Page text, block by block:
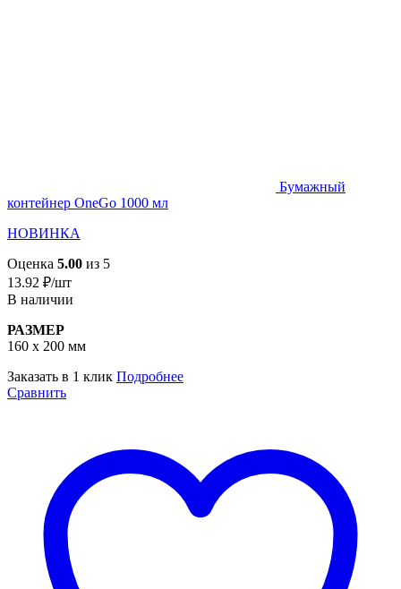
Бумажный
контейнер OneGo 1000 мл
НОВИНКА
Оценка 5.00 из 5
13.92 ₽/шт
В наличии
РАЗМЕР
160 х 200 мм
Заказать в 1 клик Подробнее
Сравнить